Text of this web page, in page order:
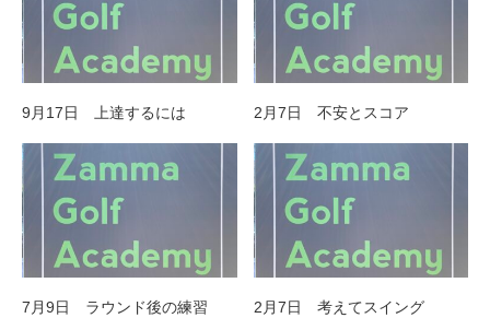
9月17日 上達するには 2月7日 不安とスコア
7月9日 ラウンド後の練習 2月7日 考えてスイング